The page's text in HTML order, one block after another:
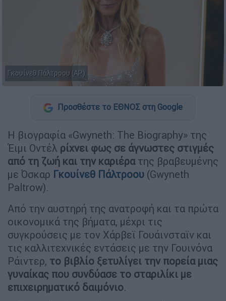
Γκουίνεθ Πάλτροου (AP)
Προσθέστε το ΕΘΝΟΣ στη Google
Η βιογραφία «Gwyneth: The Biography» της
Έιμι Οντέλ ρίχνει φως σε άγνωστες στιγμές
από τη ζωή και την καριέρατης βραβευμένης
με Όσκαρ Γκουίνεθ Πάλτροου (Gwyneth
Paltrow).
Από την αυστηρή της ανατροφή και τα πρώτα
οικονομικά της βήματα, μέχρι τις
συγκρούσεις με τον Χάρβεϊ Γουάινσταϊν και
τις καλλιτεχνικές εντάσεις με την Γουινόνα
Ράιντερ, το βιβλίο ξετυλίγει την πορεία μιας
γυναίκας που συνδύασε το σταριλίκι με
επιχειρηματικό δαιμόνιο.